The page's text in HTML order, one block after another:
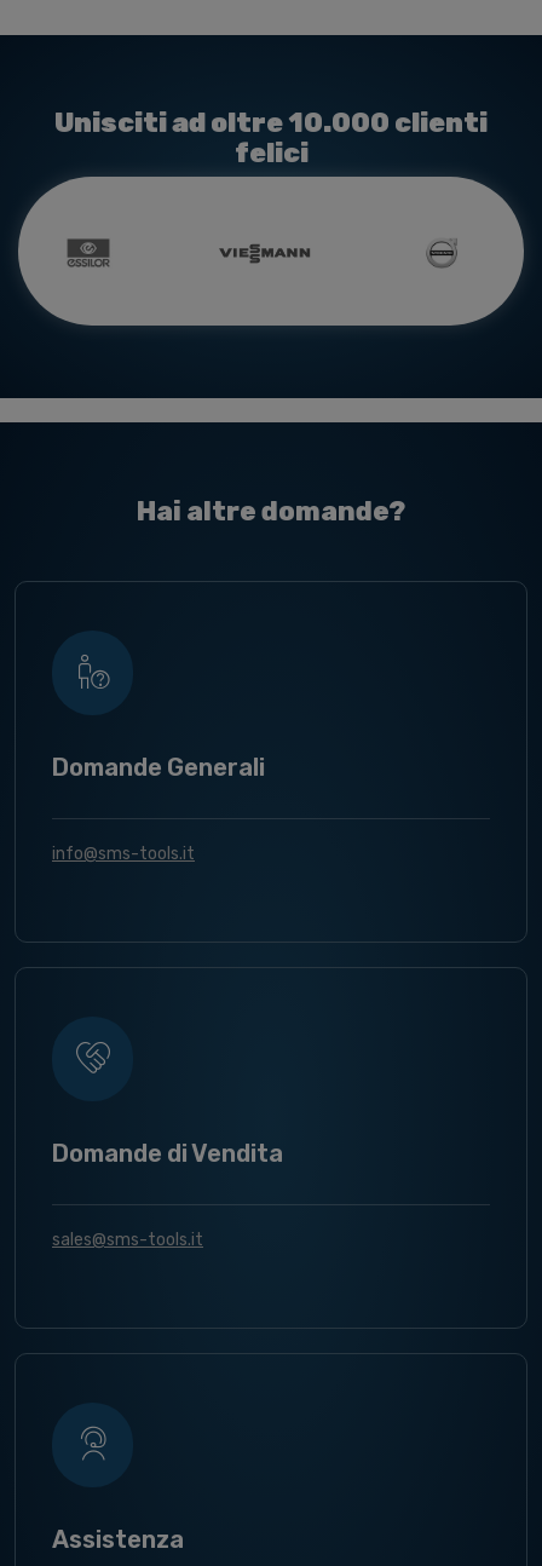
Unisciti ad oltre 10.000 clienti
felici
Hai altre domande?
Domande Generali
info@sms-tools.it
Domande di Vendita
sales@sms-tools.it
Assistenza